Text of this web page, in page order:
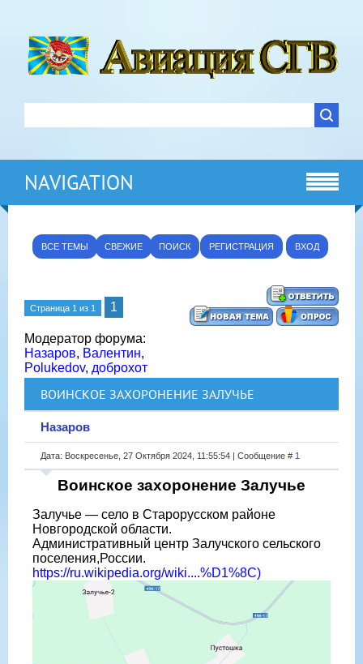
NAVIGATION
ВСЕ ТЕМЫ СВЕЖИЕ ПОИСК РЕГИСТРАЦИЯ ВХОД
Страница 1 из 1 1
Модератор форума:
Назаров, Валентин,
Polukedov, доброхот
ВОИНСКОЕ ЗАХОРОНЕНИЕ ЗАЛУЧЬЕ
Назаров
Дата: Воскресенье, 27 Октября 2024, 11:55:54 | Сообщение # 1
Воинское захоронение Залучье
Залучье — село в Старорусском районе
Новгородской области.
Административный центр Залучского сельского
поселения,России.
https://ru.wikipedia.org/wiki....%D1%8C)